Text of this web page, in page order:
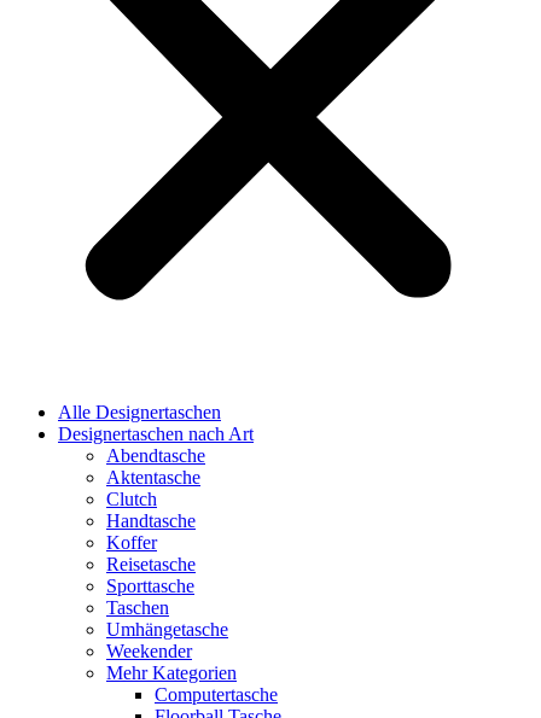
Alle Designertaschen
Designertaschen nach Art
Abendtasche
Aktentasche
Clutch
Handtasche
Koffer
Reisetasche
Sporttasche
Taschen
Umhängetasche
Weekender
Mehr Kategorien
Computertasche